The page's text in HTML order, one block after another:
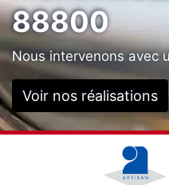
88800
Nous intervenons avec
Voir nos réalisations